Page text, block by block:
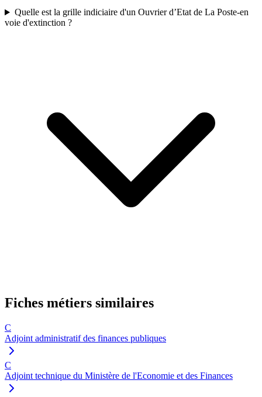
Quelle est la grille indiciaire d'un Ouvrier d’Etat de La Poste-en
voie d'extinction ?
Fiches métiers similaires
C
Adjoint administratif des finances publiques
C
Adjoint technique du Ministère de l'Economie et des Finances